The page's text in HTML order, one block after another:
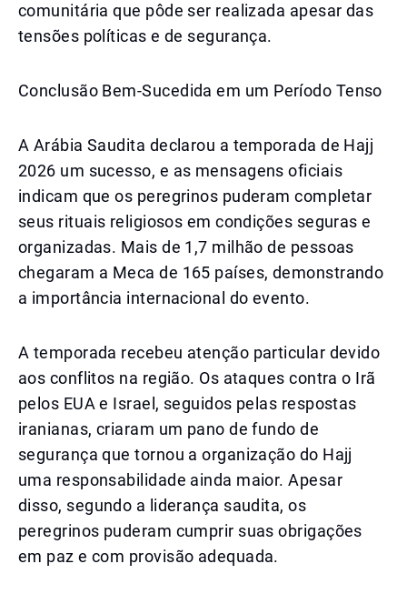
comunitária que pôde ser realizada apesar das
tensões políticas e de segurança.
Conclusão Bem-Sucedida em um Período Tenso
A Arábia Saudita declarou a temporada de Hajj
2026 um sucesso, e as mensagens oficiais
indicam que os peregrinos puderam completar
seus rituais religiosos em condições seguras e
organizadas. Mais de 1,7 milhão de pessoas
chegaram a Meca de 165 países, demonstrando
a importância internacional do evento.
A temporada recebeu atenção particular devido
aos conflitos na região. Os ataques contra o Irã
pelos EUA e Israel, seguidos pelas respostas
iranianas, criaram um pano de fundo de
segurança que tornou a organização do Hajj
uma responsabilidade ainda maior. Apesar
disso, segundo a liderança saudita, os
peregrinos puderam cumprir suas obrigações
em paz e com provisão adequada.